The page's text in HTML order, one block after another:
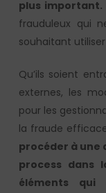
plus important.
frauduleux qui
souhaitant
Qu’ils soient
externes, les
pour les
la fraude
procéder à une
process dans
éléments